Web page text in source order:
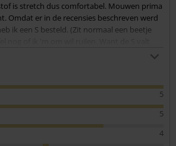
is stretch dus comfortabel. Mouwen prima
Omdat er in de recensies beschreven werd
ik een S besteld. (Zit normaal een beetje
borst...
5
5
4